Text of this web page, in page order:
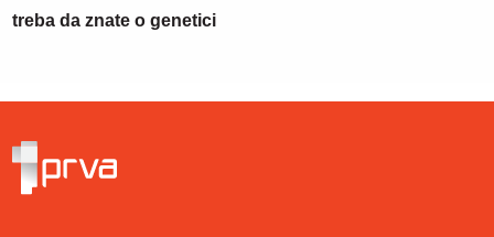
treba da znate o genetici